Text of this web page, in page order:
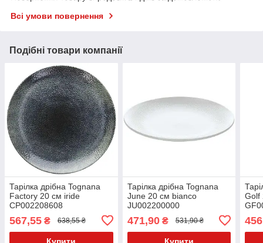
Всі умови повернення
Подібні товари компанії
Тарілка дрібна Tognana
Factory 20 см iride
CP002208608
567,55 ₴ 638,55 ₴
Тарілка дрібна Tognana
June 20 см bianco
JU002200000
471,90₴ 531,90 ₴
Golf
456